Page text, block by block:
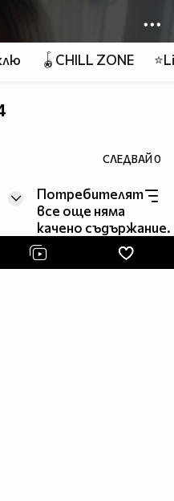
🪀CHILL ZONE
СЛЕДВАЙ0
Потребителят
все още няма
качено съдържание.